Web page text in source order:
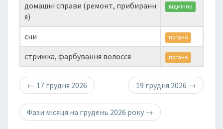
домашні справи (ремонт, прибиранн
я)
відмінно
сни погано
стрижка, фарбування волосся погано
← 17 грудня 2026 19 грудня 2026 →
Фази місяця на грудень 2026 року →